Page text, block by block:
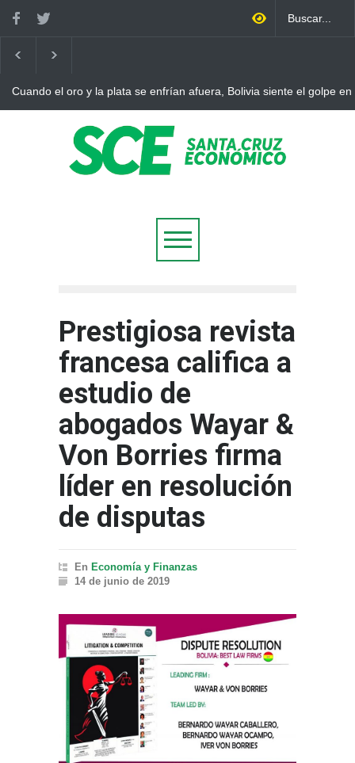
Cuando el oro y la plata se enfrían afuera, Bolivia siente el golpe en
Prestigiosa revista
francesa califica a
estudio de
abogados Wayar &
Von Borries firma
líder en resolución
de disputas
En Economía y Finanzas
14 de junio de 2019